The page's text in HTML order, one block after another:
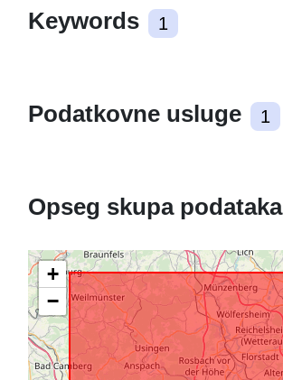
Keywords 1
Podatkovne usluge 1
Opseg skupa podataka
+
−